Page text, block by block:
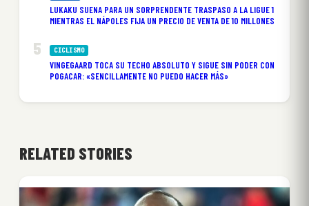
LUKAKU SUENA PARA UN SORPRENDENTE TRASPASO A LA LIGUE 1
MIENTRAS EL NÁPOLES FIJA UN PRECIO DE VENTA DE 10 MILLONES
CICLISMO
VINGEGAARD TOCA SU TECHO ABSOLUTO Y SIGUE SIN PODER CON
POGACAR: «SENCILLAMENTE NO PUEDO HACER MÁS»
RELATED STORIES